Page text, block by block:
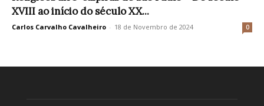
XVIII ao início do século XX...
Carlos Carvalho Cavalheiro - 18 de Novembro de 2024 0